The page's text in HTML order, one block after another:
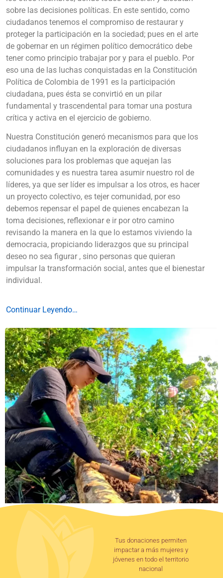
sobre las decisiones políticas. En este sentido, como
ciudadanos tenemos el compromiso de restaurar y
proteger la participación en la sociedad; pues en el arte
de gobernar en un régimen político democrático debe
tener como principio trabajar por y para el pueblo. Por
eso una de las luchas conquistadas en la Constitución
Política de Colombia de 1991 es la participación
ciudadana, pues ésta se convirtió en un pilar
fundamental y trascendental para tomar una postura
crítica y activa en el ejercicio de gobierno.
Nuestra Constitución generó mecanismos para que los
ciudadanos influyan en la exploración de diversas
soluciones para los problemas que aquejan las
comunidades y es nuestra tarea asumir nuestro rol de
líderes, ya que ser líder es impulsar a los otros, es hacer
un proyecto colectivo, es tejer comunidad, por eso
debemos repensar el papel de quienes encabezan la
toma decisiones, reflexionar e ir por otro camino
revisando la manera en la que lo estamos viviendo la
democracia, propiciando liderazgos que su principal
deseo no sea figurar , sino personas que quieran
impulsar la transformación social, antes que el bienestar
individual.
Continuar Leyendo…
Tus donaciones permiten
impactar a más mujeres y
jóvenes en todo el territorio
nacional